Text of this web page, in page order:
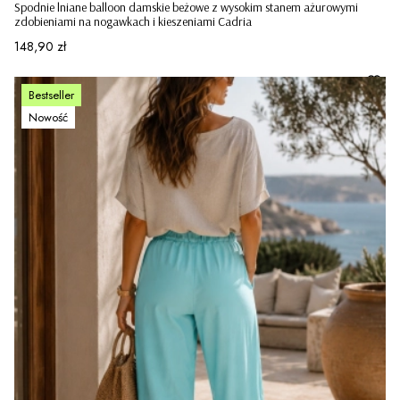
Spodnie lniane balloon damskie beżowe z wysokim stanem ażurowymi
zdobieniami na nogawkach i kieszeniami Cadria
Cena
148,90 zł
Bestseller
Nowość